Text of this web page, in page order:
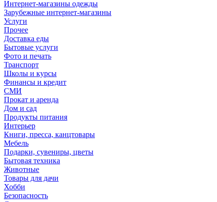
Интернет-магазины одежды
Зарубежные интернет-магазины
Услуги
Прочее
Доставка еды
Бытовые услуги
Фото и печать
Транспорт
Школы и курсы
Финансы и кредит
СМИ
Прокат и аренда
Дом и сад
Продукты питания
Интерьер
Книги, пресса, канцтовары
Мебель
Подарки, сувениры, цветы
Бытовая техника
Животные
Товары для дачи
Хобби
Безопасность